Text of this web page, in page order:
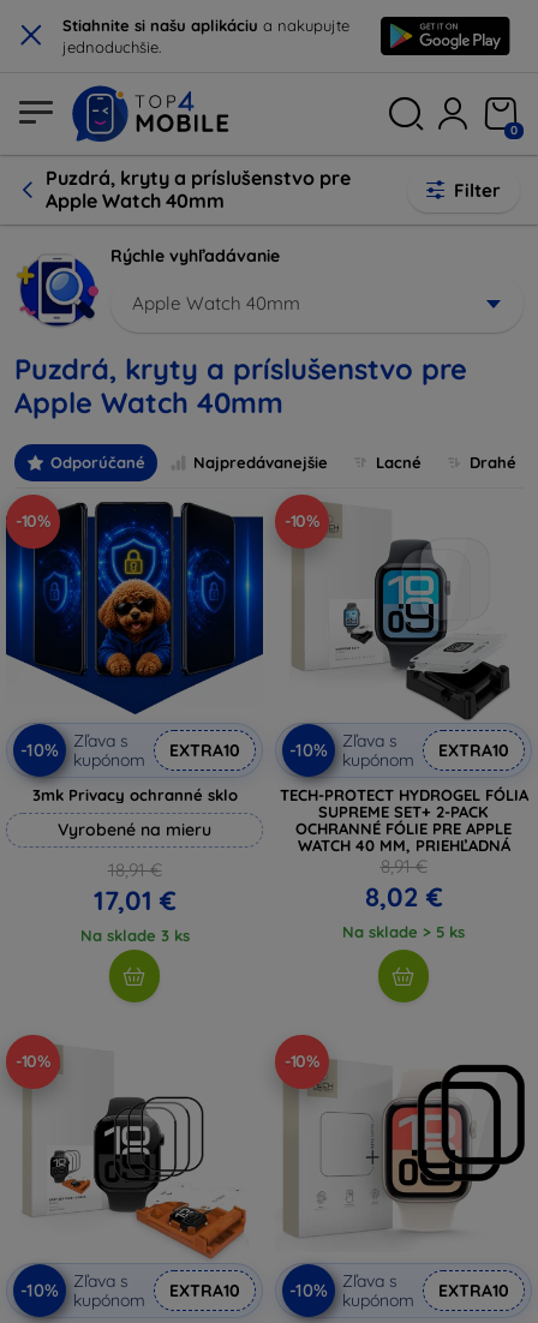
× Stiahnite si našu aplikáciu a nakupujte
jednoduchšie.
0
Puzdrá, kryty a príslušenstvo pre
Apple Watch 40mm
Filter
Rýchle vyhľadávanie
Apple Watch 40mm
Puzdrá, kryty a príslušenstvo pre
Apple Watch 40mm
Odporúčané Najpredávanejšie Lacné Drahé
-10%
-10%
Zľava s
kupónom
EXTRA10
3mk Privacy ochranné sklo
Vyrobené na mieru
18,91 €
17,01 €
Na sklade 3 ks
-10%
-10%
Zľava s
kupónom
EXTRA10
TECH-PROTECT HYDROGEL FÓLIA
SUPREME SET+ 2-PACK
OCHRANNÉ FÓLIE PRE APPLE
WATCH 40 MM, PRIEHĽADNÁ
8,91 €
8,02 €
Na sklade > 5 ks
-10%
-10%
Zľava s
kupónom
EXTRA10
-10%
-10%
Zľava s
kupónom
EXTRA10